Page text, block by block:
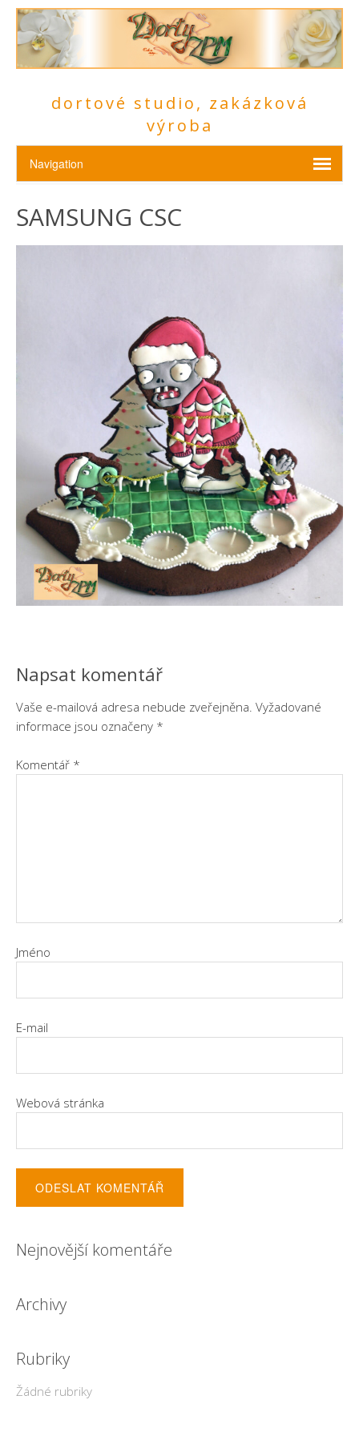
dortové studio, zakázková
výroba
SAMSUNG CSC
Napsat komentář
Vaše e-mailová adresa nebude zveřejněna. Vyžadované
informace jsou označeny *
Komentář *
Jméno
E-mail
Webová stránka
Nejnovější komentáře
Archivy
Rubriky
Žádné rubriky